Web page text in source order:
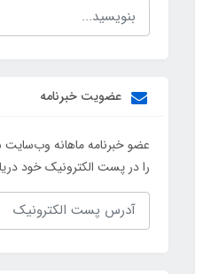
عضویت خبرنامه
عضو خبرنامه ماهانه وب‌سایت
را در پست الکترونیک خود